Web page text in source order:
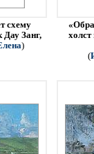
схему
Дау Занг,
)
холст
(